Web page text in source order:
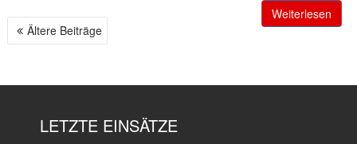
Weiterlesen
B Ältere Beiträge
LETZTE EINSÄTZE